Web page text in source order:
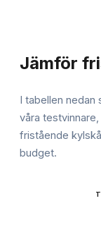
Jämför
I tabellen nedan
våra
fristående
budget.